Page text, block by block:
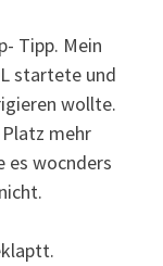
Tipp. Mein
startete und
wollte.
mehr
es wocnders